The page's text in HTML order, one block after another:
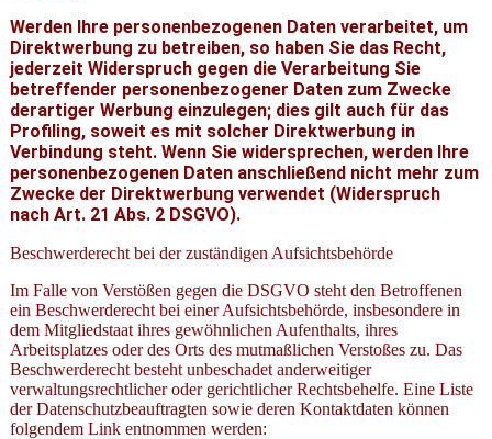
Werden Ihre personenbezogenen Daten verarbeitet, um
Direktwerbung zu betreiben, so haben Sie das Recht,
jederzeit Widerspruch gegen die Verarbeitung Sie
betreffender personenbezogener Daten zum Zwecke
derartiger Werbung einzulegen; dies gilt auch für das
Profiling, soweit es mit solcher Direktwerbung in
Verbindung steht. Wenn Sie widersprechen, werden Ihre
personenbezogenen Daten anschließend nicht mehr zum
Zwecke der Direktwerbung verwendet (Widerspruch
nach Art. 21 Abs. 2 DSGVO).
Beschwerderecht bei der zuständigen Aufsichtsbehörde
Im Falle von Verstößen gegen die DSGVO steht den Betroffenen
ein Beschwerderecht bei einer Aufsichtsbehörde, insbesondere in
dem Mitgliedstaat ihres gewöhnlichen Aufenthalts, ihres
Arbeitsplatzes oder des Orts des mutmaßlichen Verstoßes zu. Das
Beschwerderecht besteht unbeschadet anderweitiger
verwaltungsrechtlicher oder gerichtlicher Rechtsbehelfe. Eine Liste
der Datenschutzbeauftragten sowie deren Kontaktdaten können
folgendem Link entnommen werden: